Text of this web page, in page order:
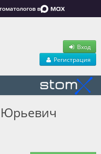
в
Вход
Регистрация